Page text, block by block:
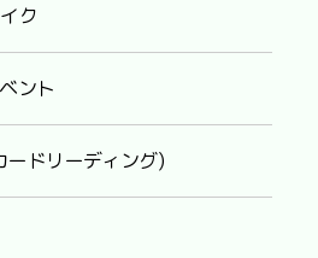
ク
ント
ードリーディング)